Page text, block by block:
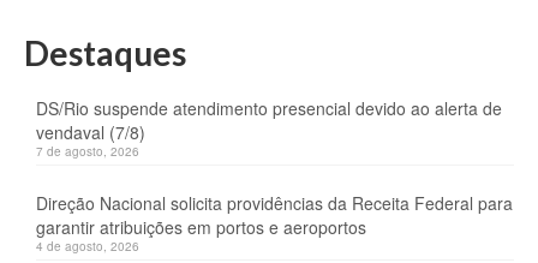
Destaques
DS/Rio suspende atendimento presencial devido ao alerta de
vendaval (7/8)
7 de agosto, 2026
Direção Nacional solicita providências da Receita Federal para
garantir atribuições em portos e aeroportos
4 de agosto, 2026